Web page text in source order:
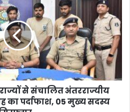
से संचालित अंतरराज्यीय
का पर्दाफाश, 05 मुख्य सदस्य